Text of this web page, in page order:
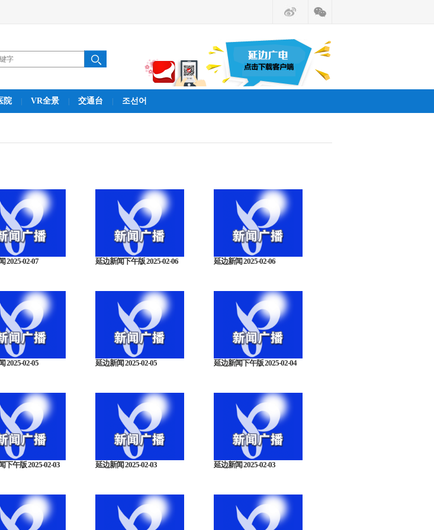
院 VR全景 交通台 조선어
2025-02-07 延边新闻下午版 2025-02-06 延边新闻 2025-02-06
2025-02-05 延边新闻 2025-02-05 延边新闻下午版 2025-02-04
下午版 2025-02-03 延边新闻 2025-02-03 延边新闻 2025-02-03